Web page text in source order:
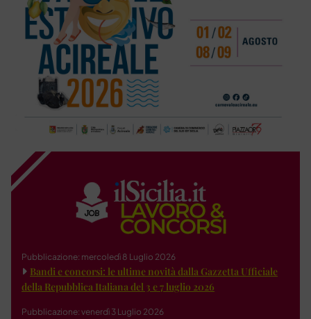
Pubblicazione: mercoledì 8 Luglio 2026
Bandi e concorsi: le ultime novità dalla Gazzetta Ufficiale
della Repubblica Italiana del 3 e 7 luglio 2026
Pubblicazione: venerdì 3 Luglio 2026